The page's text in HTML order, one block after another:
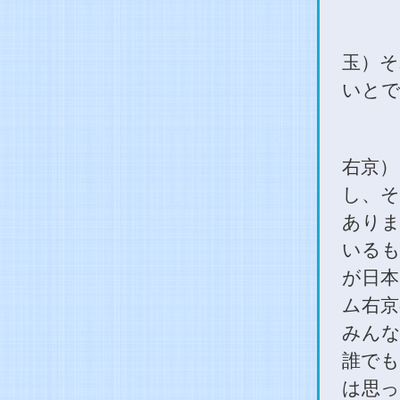
玉）
いと
右京
し、
あり
いる
が日
ム右
みん
誰で
は思